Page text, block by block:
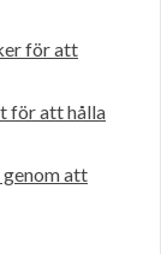
för att
för att hålla
att